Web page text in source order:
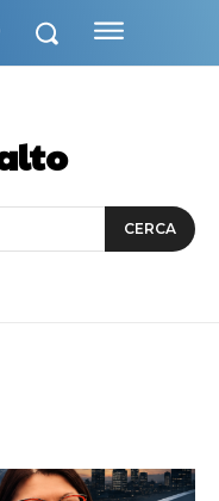
CERCA